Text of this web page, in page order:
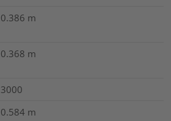
0.386 m
0.368 m
3000
0.584 m